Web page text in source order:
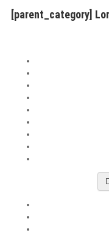
[parent_category]